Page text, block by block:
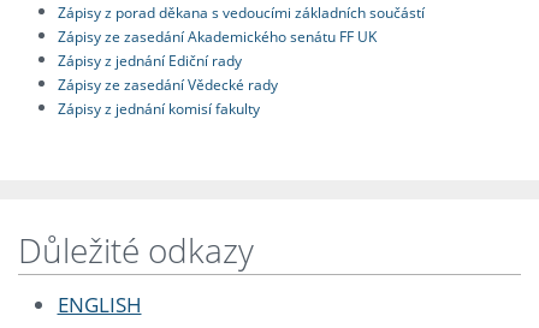
Zápisy z porad děkana s vedoucími základních součástí
Zápisy ze zasedání Akademického senátu FF UK
Zápisy z jednání Ediční rady
Zápisy ze zasedání Vědecké rady
Zápisy z jednání komisí fakulty
Důležité odkazy
ENGLISH